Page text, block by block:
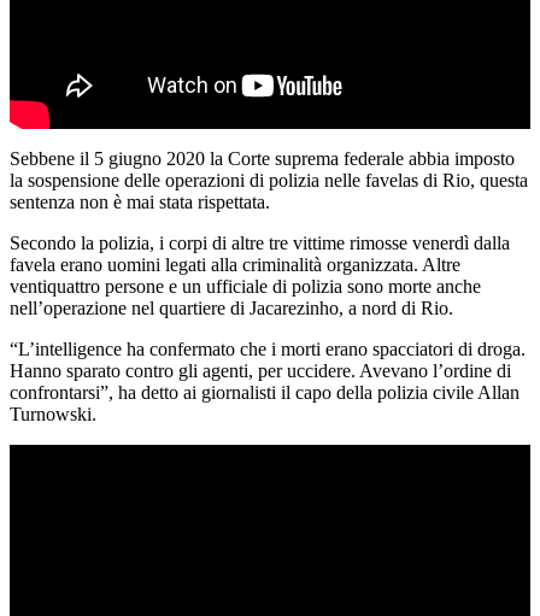
Sebbene il 5 giugno 2020 la Corte suprema federale abbia imposto
la sospensione delle operazioni di polizia nelle favelas di Rio, questa
sentenza non è mai stata rispettata.
Secondo la polizia, i corpi di altre tre vittime rimosse venerdì dalla
favela erano uomini legati alla criminalità organizzata. Altre
ventiquattro persone e un ufficiale di polizia sono morte anche
nell’operazione nel quartiere di Jacarezinho, a nord di Rio.
“L’intelligence ha confermato che i morti erano spacciatori di droga.
Hanno sparato contro gli agenti, per uccidere. Avevano l’ordine di
confrontarsi”, ha detto ai giornalisti il ​​capo della polizia civile Allan
Turnowski.